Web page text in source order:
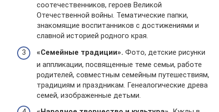
соотечественников, героев Великой
Отечественной войны. Тематические папки,
знакомящие воспитанников с достижениями и
славной историей родного края.
«Семейные традиции». Фото, детские рисунки
и аппликации, посвященные теме семьи, работе
родителей, совместным семейным путешествиям,
традициям и праздникам. Генеалогические древа
семей, изображенные детьми.